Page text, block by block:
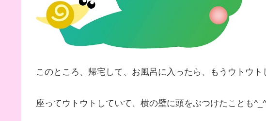
このところ、帰宅して、お風呂に入ったら、もうウトウト
座ってウトウトしていて、横の壁に頭をぶつけたことも